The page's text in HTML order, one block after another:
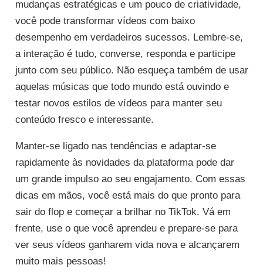
mudanças estratégicas e um pouco de criatividade,
você pode transformar vídeos com baixo
desempenho em verdadeiros sucessos. Lembre-se,
a interação é tudo, converse, responda e participe
junto com seu público. Não esqueça também de usar
aquelas músicas que todo mundo está ouvindo e
testar novos estilos de vídeos para manter seu
conteúdo fresco e interessante.
Manter-se ligado nas tendências e adaptar-se
rapidamente às novidades da plataforma pode dar
um grande impulso ao seu engajamento. Com essas
dicas em mãos, você está mais do que pronto para
sair do flop e começar a brilhar no TikTok. Vá em
frente, use o que você aprendeu e prepare-se para
ver seus vídeos ganharem vida nova e alcançarem
muito mais pessoas!